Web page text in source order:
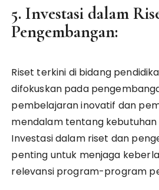
5. Investasi dalam
Pengembangan:
Riset terkini di bidang
difokuskan pada
pembelajaran inovatif dan
mendalam tentang kebutuhan
Investasi dalam riset dan
penting untuk menjaga
relevansi program-program